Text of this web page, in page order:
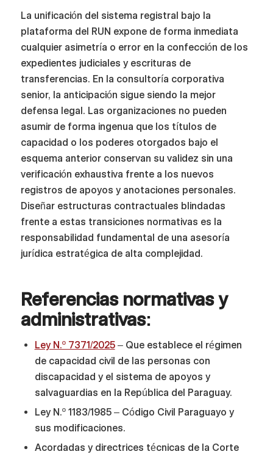
La unificación del sistema registral bajo la
plataforma del RUN expone de forma inmediata
cualquier asimetría o error en la confección de los
expedientes judiciales y escrituras de
transferencias. En la consultoría corporativa
senior, la anticipación sigue siendo la mejor
defensa legal. Las organizaciones no pueden
asumir de forma ingenua que los títulos de
capacidad o los poderes otorgados bajo el
esquema anterior conservan su validez sin una
verificación exhaustiva frente a los nuevos
registros de apoyos y anotaciones personales.
Diseñar estructuras contractuales blindadas
frente a estas transiciones normativas es la
responsabilidad fundamental de una asesoría
jurídica estratégica de alta complejidad.
Referencias normativas y
administrativas:
Ley N.º 7371/2025– Que establece el régimen
de capacidad civil de las personas con
discapacidad y el sistema de apoyos y
salvaguardias en la República del Paraguay.
Ley N.º 1183/1985 – Código Civil Paraguayo y
sus modificaciones.
Acordadas y directrices técnicas de la Corte